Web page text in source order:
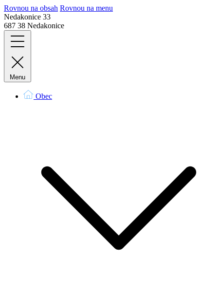
Rovnou na obsah Rovnou na menu
Nedakonice 33
687 38 Nedakonice
Menu
Obec